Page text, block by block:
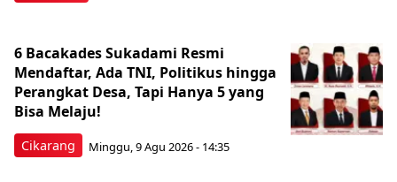
Cikarang
6 Bacakades Sukadami Resmi
Mendaftar, Ada TNI, Politikus hingga
Perangkat Desa, Tapi Hanya 5 yang
Bisa Melaju!
Minggu, 9 Agu 2026 - 14:35